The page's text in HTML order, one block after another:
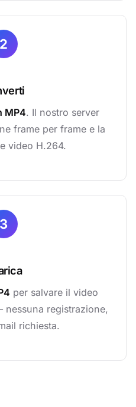
2
MP4. Il nostro server
frame per frame e la
video H.264.
3
per salvare il video
registrazione,
richiesta.